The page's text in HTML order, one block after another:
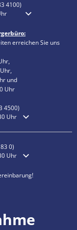
4100)
auszublenden
Von 07:30 bis 12:30
erreichen Sie uns
und
Uhr
4500)
Uhr
0)
Uhr